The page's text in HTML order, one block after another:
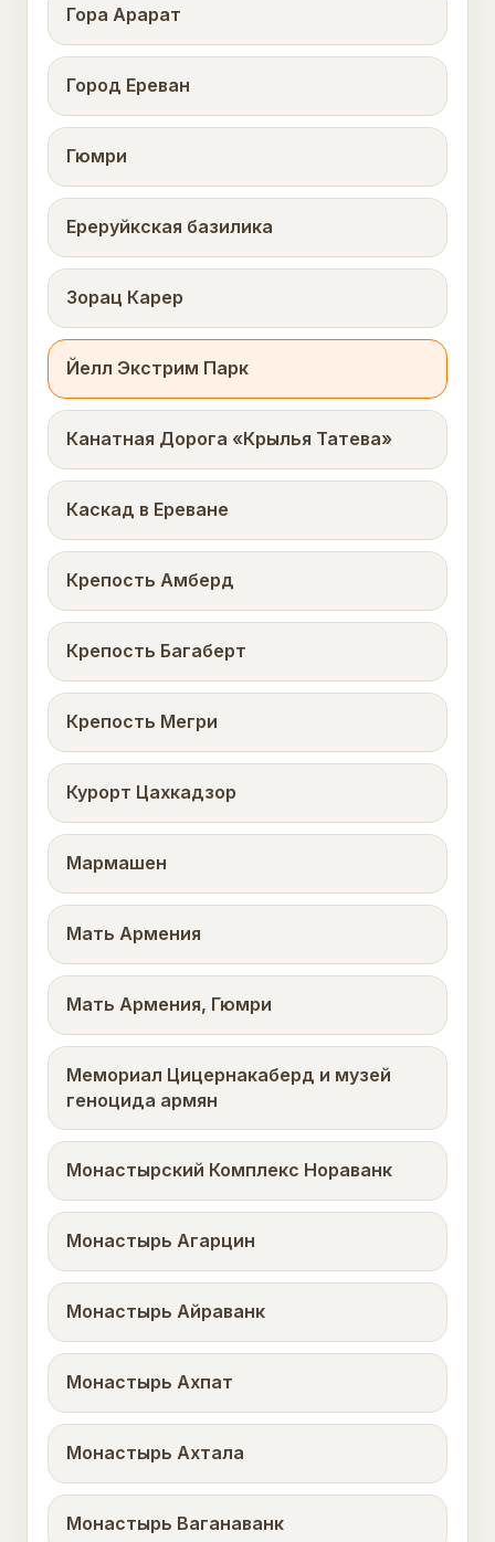
Гора Арарат
Город Ереван
Гюмри
Ереруйкская базилика
Зорац Карер
Йелл Экстрим Парк
Канатная Дорога «Крылья Татева»
Каскад в Ереване
Крепость Амберд
Крепость Багаберт
Крепость Мегри
Курорт Цахкадзор
Мармашен
Мать Армения
Мать Армения, Гюмри
Мемориал Цицернакаберд и музей
геноцида армян
Монастырский Комплекс Нораванк
Монастырь Агарцин
Монастырь Айраванк
Монастырь Ахпат
Монастырь Ахтала
Монастырь Ваганаванк